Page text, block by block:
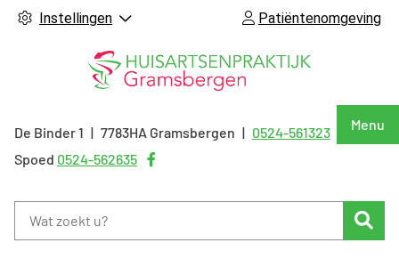
Instellingen Patiëntenomgeving
Menu
De Binder1 7783HA Gramsbergen Tel:
0524-561323
Spoed 0524-562635
pagina